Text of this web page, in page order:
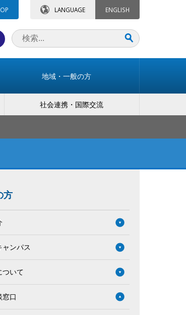
LANGUAGE ENGLISH
地域・一般の方
社会連携・国際交流
方
ャンパス
ついて
窓口